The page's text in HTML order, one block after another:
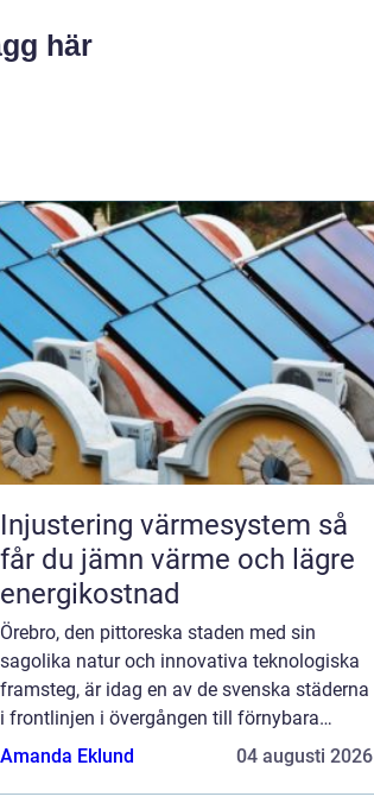
här
Injustering värmesystem så
får du jämn värme och lägre
energikostnad
Örebro, den pittoreska staden med sin
sagolika natur och innovativa teknologiska
framsteg, är idag en av de svenska städerna
i frontlinjen i övergången till förnybara
energikällor. Solpaneler, en av de mest
Amanda Eklund 04 augusti 2026